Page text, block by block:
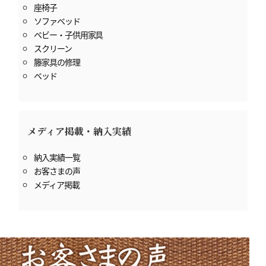
座椅子
ソファベッド
ベビー・子供用家具
スクリーン
籐家具の修理
ベッド
メディア掲載・納入実績
納入実績一覧
お客さまの声
メディア掲載